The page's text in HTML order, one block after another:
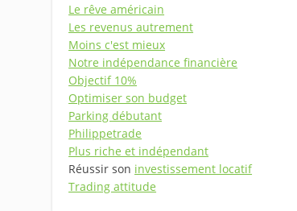
Le rêve américain
Les revenus autrement
Moins c'est mieux
Notre indépendance financière
Objectif 10%
Optimiser son budget
Parking débutant
Philippetrade
Plus riche et indépendant
Réussir son investissement locatif
Trading attitude